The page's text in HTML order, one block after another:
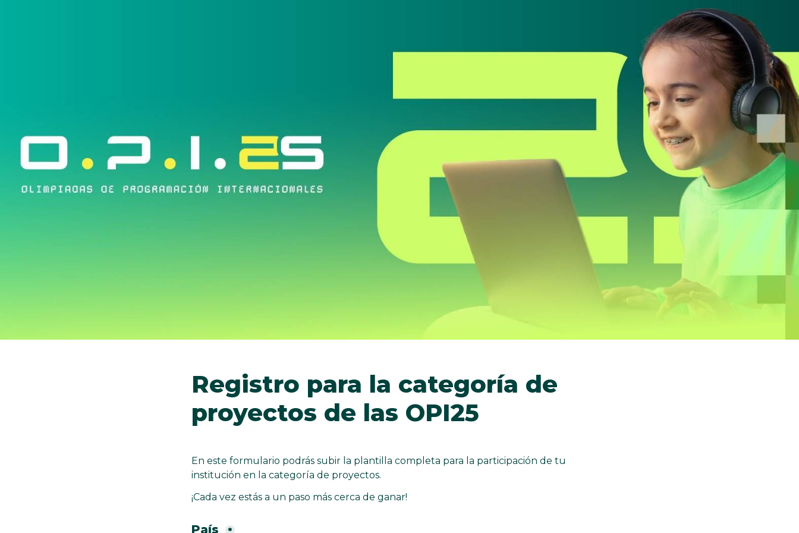
Registro para la categoría de
proyectos de las OPI25
En este formulario podrás subir la plantilla completa para la participación de tu
institución en la categoría de proyectos.
¡Cada vez estás a un paso más cerca de ganar!
País